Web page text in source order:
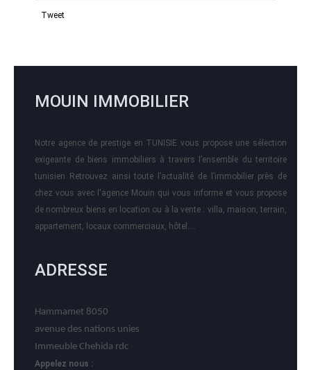
Tweet
MOUIN IMMOBILIER
Notre agence de prestige en TUNISIE vous propose une sélection
exigeante de biens immobiliers à travers l’ensemble du territoire
tunisien Retrouvez ainsi toute l’actualité de l’immobilier près de
chez vous avec l'agence Mouin qui vous informe et vous propose
de nombreux biens en location ou à la vente : villa, maison, terrain,
appartement, locaux commerciaux, hôtel….
ADRESSE
Hammamet 8050
avenue des nations unies
Immeuble Chehida rdc
Appelez nous :